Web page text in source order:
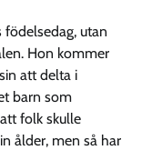
utan
Hon kommer
att delta i
barn som
folk skulle
ålder, men så har